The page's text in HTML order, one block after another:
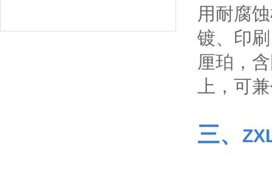
用耐腐
镀、印
厘珀，
上，可
三、